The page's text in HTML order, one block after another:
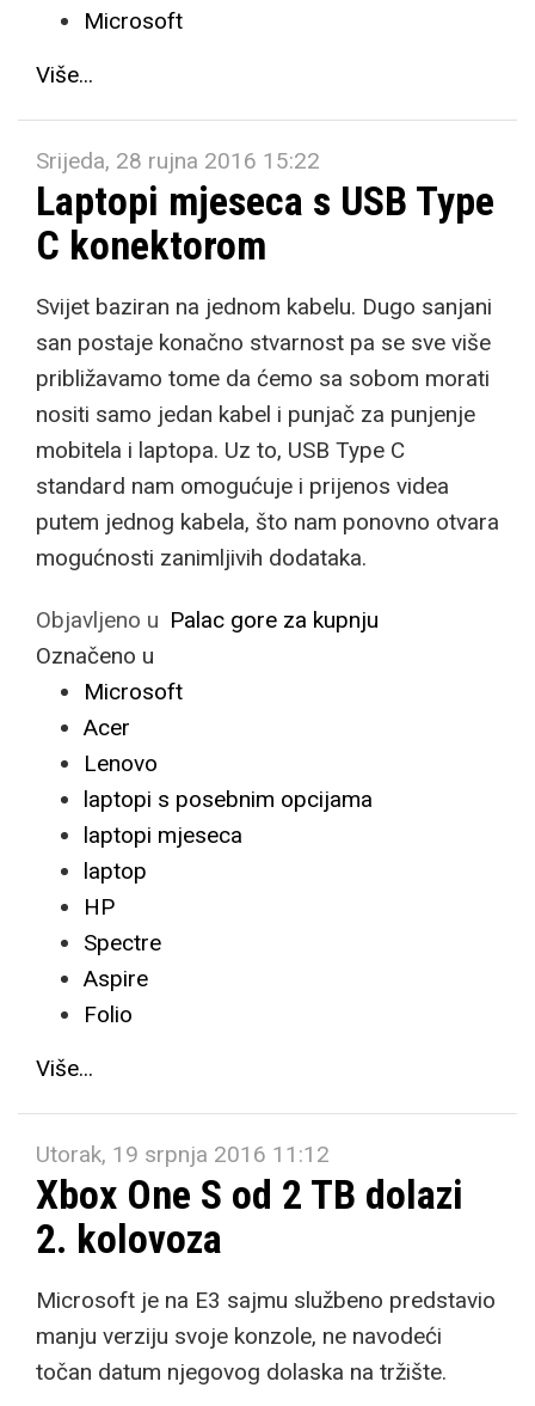
Microsoft
Više...
Srijeda, 28 rujna 2016 15:22
Laptopi mjeseca s USB Type
C konektorom
Svijet baziran na jednom kabelu. Dugo sanjani
san postaje konačno stvarnost pa se sve više
približavamo tome da ćemo sa sobom morati
nositi samo jedan kabel i punjač za punjenje
mobitela i laptopa. Uz to, USB Type C
standard nam omogućuje i prijenos videa
putem jednog kabela, što nam ponovno otvara
mogućnosti zanimljivih dodataka.
Objavljeno u Palac gore za kupnju
Označeno u
Microsoft
Acer
Lenovo
laptopi s posebnim opcijama
laptopi mjeseca
laptop
HP
Spectre
Aspire
Folio
Više...
Utorak, 19 srpnja 2016 11:12
Xbox One S od 2 TB dolazi
2. kolovoza
Microsoft je na E3 sajmu službeno predstavio
manju verziju svoje konzole, ne navodeći
točan datum njegovog dolaska na tržište.